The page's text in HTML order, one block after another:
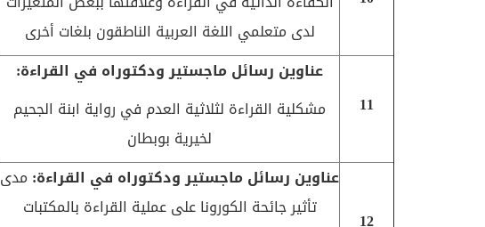
لدى متعلمي اللغة العربية الناطقون بلغات أخرى
11
عناوين رسائل ماجستير ودكتوراه في القراءة:
مشكلية القراءة لثلاثية العدم في رواية ابنة الجحيم
لخيرية بوبطان
12
عناوين رسائل ماجستير ودكتوراه في القراءة: مدى
تأثير جائحة الكورونا على عملية القراءة بالمكتبات